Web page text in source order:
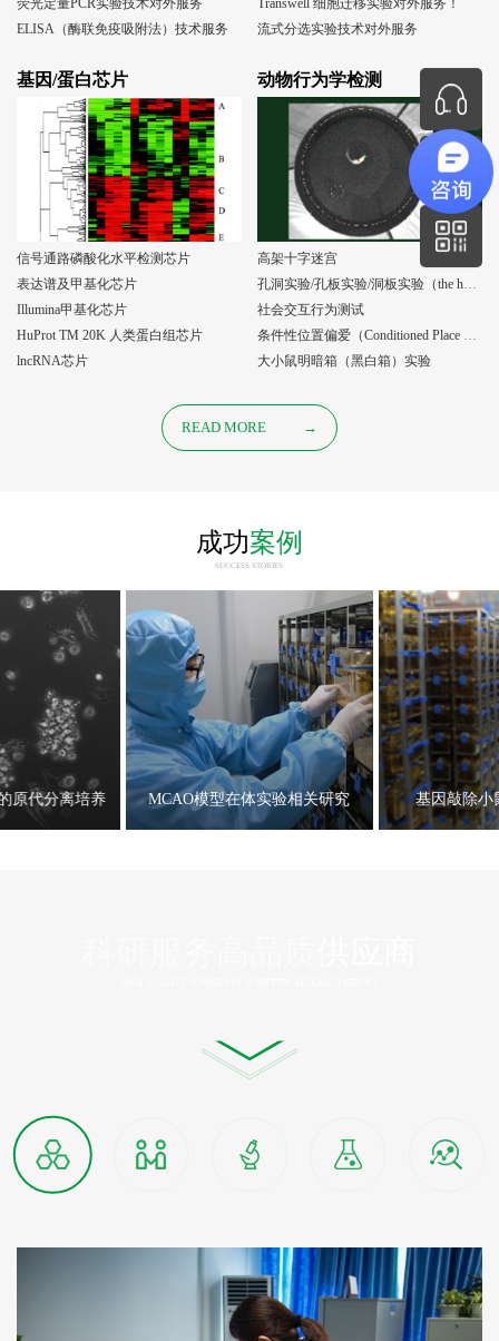
荧光定量PCR实验技术对外服务
ELISA（酶联免疫吸附法）技术服务
Transwell 细胞迁移实验对外服务！
流式分选实验技术对外服务
基因/蛋白芯片
信号通路磷酸化水平检测芯片
表达谱及甲基化芯片
Illumina甲基化芯片
HuProt TM 20K 人类蛋白组芯片
lncRNA芯片
动物行为学检测
高架十字迷宫
孔洞实验/孔板实验/洞板实验（the holeboard test）
社会交互行为测试
条件性位置偏爱（Conditioned Place Preference, CPP）实验
大小鼠明暗箱（黑白箱）实验
READ MORE →
成功案例
SUCCESS STORIES
实验相关研究 基因敲除小鼠的繁育鉴定 Cas9基因